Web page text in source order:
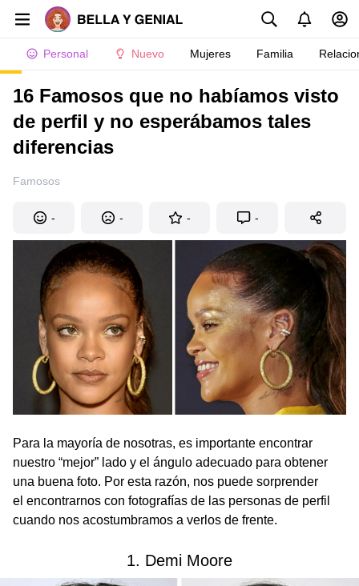
Personal Nuevo Mujeres Familia
16 Famosos que no habíamos visto
de perfil y no esperábamos tales
diferencias
Famosos
- - - -
Para la mayoría de nosotras, es importante encontrar
nuestro “mejor” lado y el ángulo adecuado para obtener
una buena foto. Por esta razón, nos puede sorprender
el encontrarnos con fotografías de las personas de perfil
cuando nos acostumbramos a verlos de frente.
1. Demi Moore